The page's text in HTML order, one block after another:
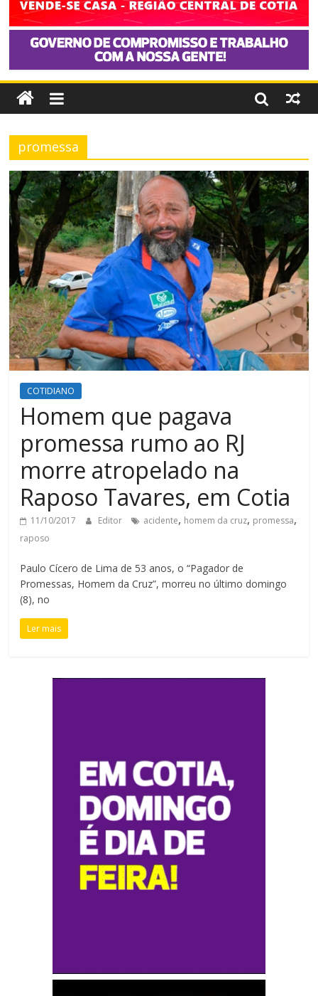
promessa
COTIDIANO
Homem que pagava
promessa rumo ao RJ
morre atropelado na
Raposo Tavares, em Cotia
11/10/2017 Editor acidente, homem da cruz, promessa,
raposo
Paulo Cícero de Lima de 53 anos, o “Pagador de
Promessas, Homem da Cruz”, morreu no último domingo
(8), no
Ler mais